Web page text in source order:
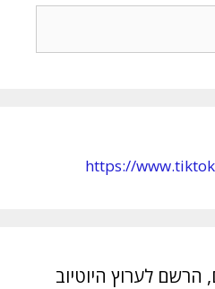
https://
הרשם לערוץ היוטיוב